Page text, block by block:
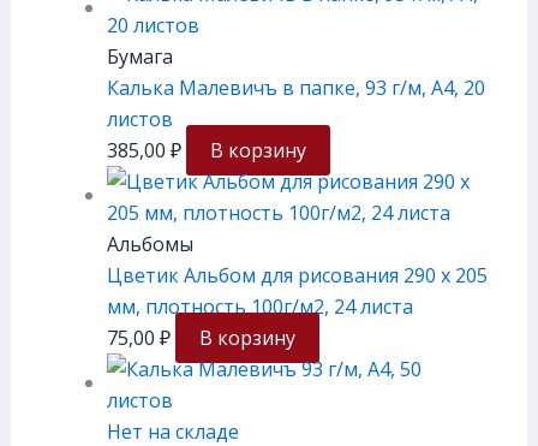
Бумага
Калька Малевичъ в папке, 93 г/м, А4, 20
листов
385,00 ₽ В корзину
Альбомы
Цветик Альбом для рисования 290 х 205
мм, плотность 100г/м2, 24 листа
75,00 ₽ В корзину
Нет на складе